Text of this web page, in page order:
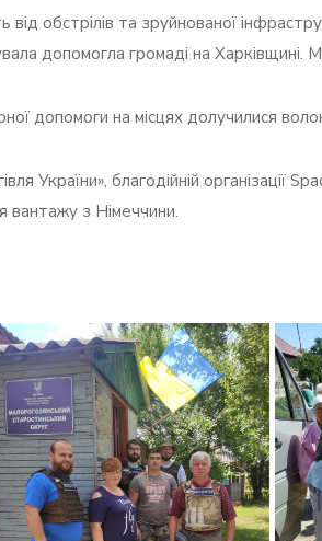
обстрілів та зруйнованої
допомогла громаді на Харківщині.
допомоги на місцях долучилися
України», благодійній
вантажу з Німеччини.